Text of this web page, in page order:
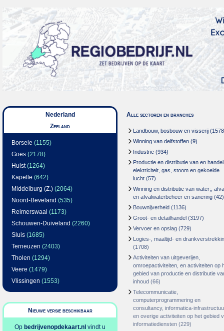
Nederland
Zeeland
Borsele (1155)
Goes (2178)
Hulst(1264)
Kapelle (642)
Middelburg (Z.) (2064)
Noord-Beveland (535)
Reimerswaal (1173)
Schouwen-Duiveland (2260)
Sluis (1685)
Terneuzen (2403)
Tholen (1294)
Veere (1479)
Vlissingen (1553)
Nieuwe versie beschikbaar
Op bedrijvenopdekaart.nl vindt u
Alle sectoren en branches
Landbouw, bosbouw en visserij
Winning van delfstoffen (9)
Industrie (934)
Productie en distributie van en
elektriciteit, gas, stoom en gekoelde
lucht (57)
Winning en distributie van water;,
en afvalwaterbeheer en sanering (42)
Bouwnijverheid (1136)
Groot- en detailhandel (3197)
Vervoer en opslag (729)
Logies-, maaltijd- en
(1708)
Activiteiten van uitgeverijen,
omroepactiviteiten, en activiteiten op
gebied van productie en distributie
inhoud (66)
Telecommunicatie,
computerprogrammering en
consultancy, informatica-
en overige activiteiten op het gebied
informatiediensten (229)